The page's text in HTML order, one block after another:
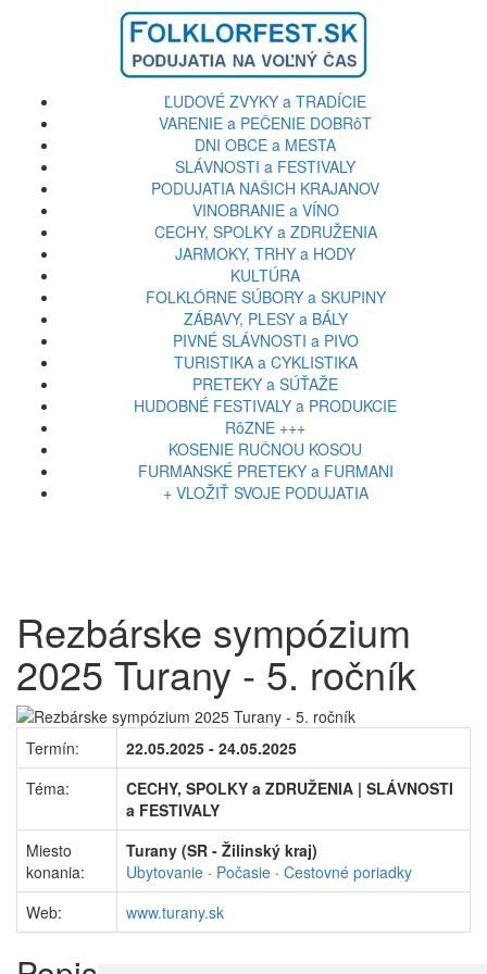
ĽUDOVÉ ZVYKY a TRADÍCIE
VARENIE a PEČENIE DOBRôT
DNI OBCE a MESTA
SLÁVNOSTI a FESTIVALY
PODUJATIA NAŠICH KRAJANOV
VINOBRANIE a VÍNO
CECHY, SPOLKY a ZDRUŽENIA
JARMOKY, TRHY a HODY
KULTÚRA
FOLKLÓRNE SÚBORY a SKUPINY
ZÁBAVY, PLESY a BÁLY
PIVNÉ SLÁVNOSTI a PIVO
TURISTIKA a CYKLISTIKA
PRETEKY a SÚŤAŽE
HUDOBNÉ FESTIVALY a PRODUKCIE
RôZNE +++
KOSENIE RUČNOU KOSOU
FURMANSKÉ PRETEKY a FURMANI
+ VLOŽIŤ SVOJE PODUJATIA
Rezbárske sympózium
2025 Turany - 5. ročník
Termín:
22.05.2025 - 24.05.2025
Téma:
CECHY, SPOLKY a ZDRUŽENIA | SLÁVNOSTI
a FESTIVALY
Miesto
konania:
Turany (SR - Žilinský kraj)
Ubytovanie · Počasie · Cestovné poriadky
Web:
www.turany.sk